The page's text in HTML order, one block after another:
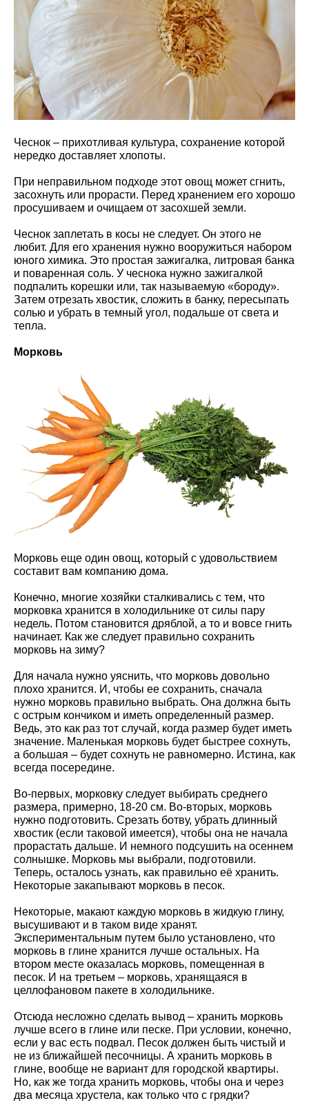
Чеснок – прихотливая культура, сохранение которой
нередко доставляет хлопоты.
При неправильном подходе этот овощ может сгнить,
засохнуть или прорасти. Перед хранением его хорошо
просушиваем и очищаем от засохшей земли.
Чеснок заплетать в косы не следует. Он этого не
любит. Для его хранения нужно вооружиться набором
юного химика. Это простая зажигалка, литровая банка
и поваренная соль. У чеснока нужно зажигалкой
подпалить корешки или, так называемую «бороду».
Затем отрезать хвостик, сложить в банку, пересыпать
солью и убрать в темный угол, подальше от света и
тепла.
Морковь
Морковь еще один овощ, который с удовольствием
составит вам компанию дома.
Конечно, многие хозяйки сталкивались с тем, что
морковка хранится в холодильнике от силы пару
недель. Потом становится дряблой, а то и вовсе гнить
начинает. Как же следует правильно сохранить
морковь на зиму?
Для начала нужно уяснить, что морковь довольно
плохо хранится. И, чтобы ее сохранить, сначала
нужно морковь правильно выбрать. Она должна быть
с острым кончиком и иметь определенный размер.
Ведь, это как раз тот случай, когда размер будет иметь
значение. Маленькая морковь будет быстрее сохнуть,
а большая – будет сохнуть не равномерно. Истина, как
всегда посередине.
Во-первых, морковку следует выбирать среднего
размера, примерно, 18-20 см. Во-вторых, морковь
нужно подготовить. Срезать ботву, убрать длинный
хвостик (если таковой имеется), чтобы она не начала
прорастать дальше. И немного подсушить на осеннем
солнышке. Морковь мы выбрали, подготовили.
Теперь, осталось узнать, как правильно её хранить.
Некоторые закапывают морковь в песок.
Некоторые, макают каждую морковь в жидкую глину,
высушивают и в таком виде хранят.
Экспериментальным путем было установлено, что
морковь в глине хранится лучше остальных. На
втором месте оказалась морковь, помещенная в
песок. И на третьем – морковь, хранящаяся в
целлофановом пакете в холодильнике.
Отсюда несложно сделать вывод – хранить морковь
лучше всего в глине или песке. При условии, конечно,
если у вас есть подвал. Песок должен быть чистый и
не из ближайшей песочницы. А хранить морковь в
глине, вообще не вариант для городской квартиры.
Но, как же тогда хранить морковь, чтобы она и через
два месяца хрустела, как только что с грядки?